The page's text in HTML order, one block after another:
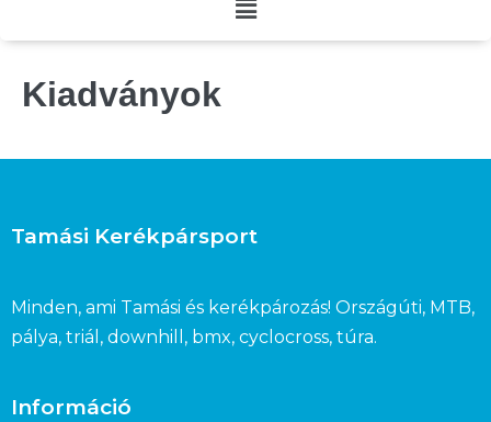
Kiadványok
Tamási Kerékpársport
Minden, ami Tamási és kerékpározás! Országúti, MTB,
pálya, triál, downhill, bmx, cyclocross, túra.
Információ